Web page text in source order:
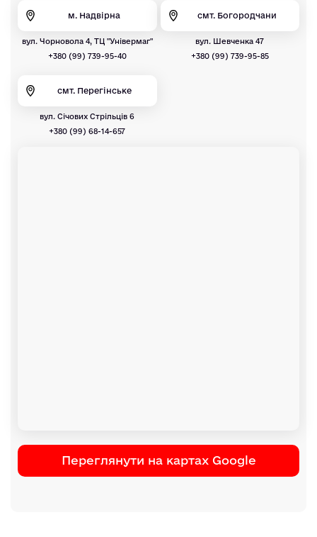
м. Надвірна
вул. Чорновола 4, ТЦ "Універмаг"
+380 (99) 739-95-40
смт. Богородчани
вул. Шевченка 47
+380 (99) 739-95-85
смт. Перегінське
вул. Січових Стрільців 6
+380 (99) 68-14-657
Переглянути на картах Google